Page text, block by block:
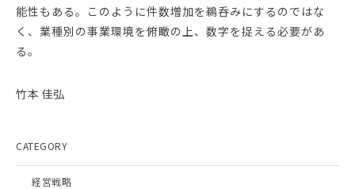
能性もある。このように件数増加を鵜呑みにするのではな
く、業種別の事業環境を俯瞰の上、数字を捉える必要があ
る。
竹本 佳弘
CATEGORY
経営戦略